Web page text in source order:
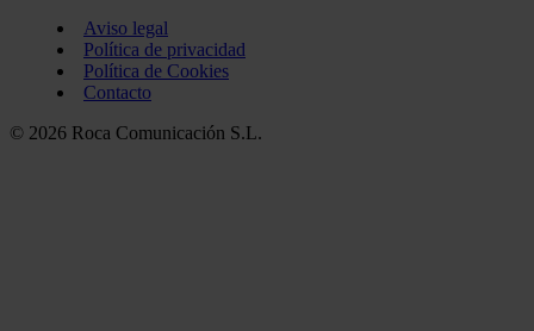
Aviso legal
Política de privacidad
Política de Cookies
Contacto
© 2026 Roca Comunicación S.L.